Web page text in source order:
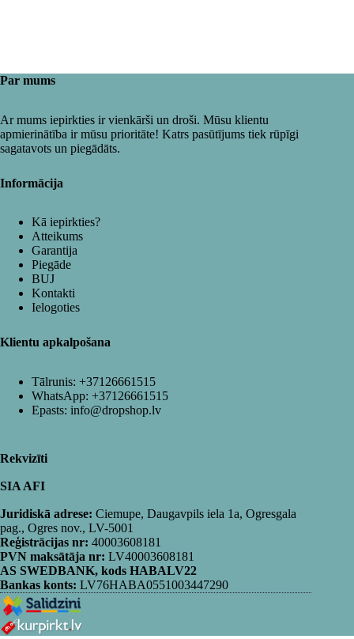
Par mums
Ar mums iepirkties ir vienkārši un droši. Mūsu klientu
apmierinātība ir mūsu prioritāte! Katrs pasūtījums tiek rūpīgi
sagatavots un piegādāts.
Informācija
Kā iepirkties?
Atteikums
Garantija
Piegāde
BUJ
Kontakti
Ielogoties
Klientu apkalpošana
Tālrunis: +37126661515
WhatsApp: +37126661515
Epasts: info@dropshop.lv
Rekvizīti
SIA AFI
Juridiskā adrese: Ciemupe, Daugavpils iela 1a, Ogresgala
pag., Ogres nov., LV-5001
Reģistrācijas nr: 40003608181
PVN maksātāja nr: LV40003608181
AS SWEDBANK, kods HABALV22
Bankas konts: LV76HABA0551003447290